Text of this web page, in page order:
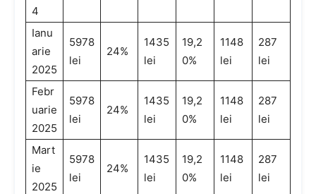
4
Ianu
arie
2025
5978
lei
24%
1435
lei
19,2
0%
1148
lei
287
lei
Febr
uarie
2025
5978
lei
24%
1435
lei
19,2
0%
1148
lei
287
lei
Mart
ie
2025
5978
lei
24%
1435
lei
19,2
0%
1148
lei
287
lei